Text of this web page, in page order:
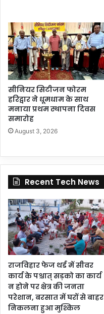
सीनियर सिटीजन फोरम
हरिद्वार ने धूमधाम के साथ
मनाया प्रथम स्थापना दिवस
समारोह
August 3, 2026
Recent Tech News
राजविहार फेज थर्ड में सीवर
कार्य के पश्चात् सड़को का कार्य
न होने पर क्षेत्र की जनता
परेशान, बरसात में घरों से बाहर
निकलना हुआ मुश्किल